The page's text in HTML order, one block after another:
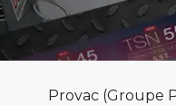
Provac (Groupe